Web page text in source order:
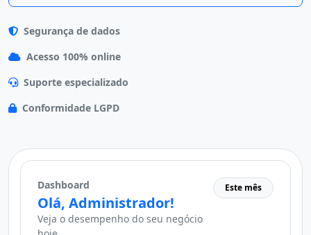
Segurança de dados
Acesso 100% online
Suporte especializado
Conformidade LGPD
Dashboard
Olá, Administrador!
Veja o desempenho do seu negócio
Este mês